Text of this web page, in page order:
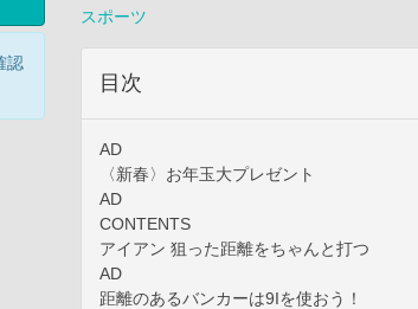
認
スポーツ
目次
AD
〈新春〉お年玉大プレゼント
AD
CONTENTS
アイアン 狙った距離をちゃんと打つ
AD
距離のあるバンカーは9Iを使おう！